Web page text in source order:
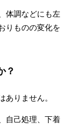
体調などにも左
りものの変化を
？
ありません。
自己処理、下着